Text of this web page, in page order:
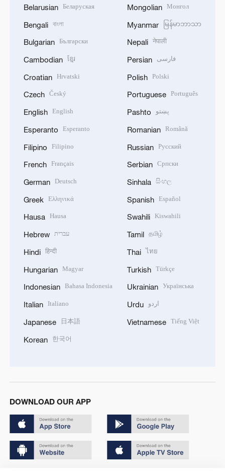
Belarusian Беларуская
Bengali বাংলা
Bulgarian Български
Cambodian ខ្មែរ
Croatian Hrvatski
Czech Český
English English
Esperanto Esperanto
Filipino Filipino
French Français
German Deutsch
Greek Ελληνικά
Hausa Hausa
Hebrew עברית
Hindi हिन्दी
Hungarian Magyar
Indonesian Bahasa Indonesia
Italian Italiano
Japanese 日本語
Korean 한국어
Mongolian Монгол
Myanmar မြန်မာဘာသာ
Nepali नेपाली
Persian فارسی
Polish Polski
Portuguese Português
Pashto پښتو
Romanian Română
Russian Русский
Serbian Српски
Sinhala සිංහල
Spanish Español
Swahili Kiswahili
Tamil தமிழ்
Thai ไทย
Turkish Türkçe
Ukrainian Українська
Urdu اردو
Vietnamese Tiếng Việt
DOWNLOAD OUR APP